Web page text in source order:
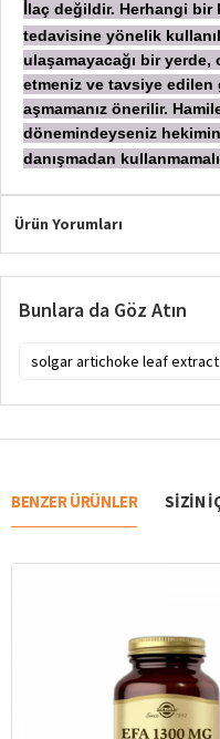
laç değildir. Herhangi bir
tedavisine yönelik
ulaşamayacağı bir yerde,
etmeniz ve tavsiye edilen
aşmamanız önerilir.
dönemindeyseniz
danışmadan
Ürün Yorumları
Bunlara da Göz Atın
solgar artichoke leaf extract
BENZER ÜRÜNLER SIZIN